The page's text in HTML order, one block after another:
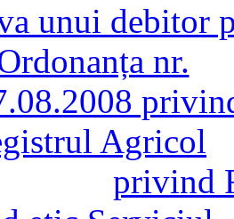
unui debitor
privind